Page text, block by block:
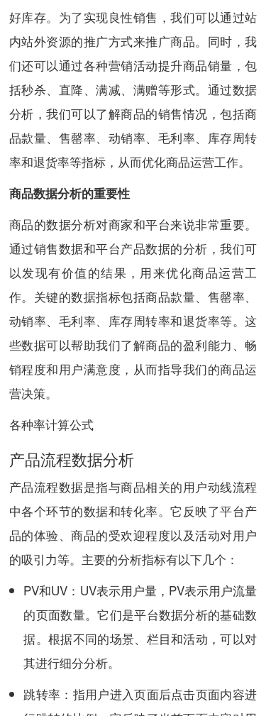
好库存。为了实现良性销售，我们可以通过站
内站外资源的推广方式来推广商品。同时，我
们还可以通过各种营销活动提升商品销量，包
括秒杀、直降、满减、满赠等形式。通过数据
分析，我们可以了解商品的销售情况，包括商
品款量、售罄率、动销率、毛利率、库存周转
率和退货率等指标，从而优化商品运营工作。
商品数据分析的重要性
商品的数据分析对商家和平台来说非常重要。
通过销售数据和平台产品数据的分析，我们可
以发现有价值的结果，用来优化商品运营工
作。关键的数据指标包括商品款量、售罄率、
动销率、毛利率、库存周转率和退货率等。这
些数据可以帮助我们了解商品的盈利能力、畅
销程度和用户满意度，从而指导我们的商品运
营决策。
各种率计算公式
产品流程数据分析
产品流程数据是指与商品相关的用户动线流程
中各个环节的数据和转化率。它反映了平台产
品的体验、商品的受欢迎程度以及活动对用户
的吸引力等。主要的分析指标有以下几个：
PV和UV：UV表示用户量，PV表示用户流量
的页面数量。它们是平台数据分析的基础数
据。根据不同的场景、栏目和活动，可以对
其进行细分分析。
跳转率：指用户进入页面后点击页面内容进